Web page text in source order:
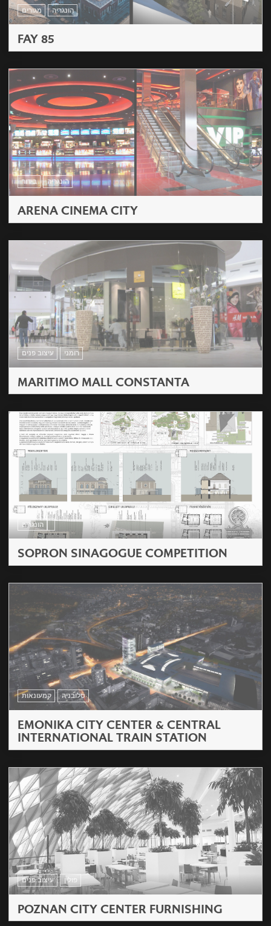
הונגריה מגורים
FAY 85
הונגריה בידור
ARENA CINEMA CITY
רומני עיצוב פנים
MARITIMO MALL CONSTANTA
הונגריה
SOPRON SINAGOGUE COMPETITION
סלובניה קמעונאות
EMONIKA CITY CENTER & CENTRAL
INTERNATIONAL TRAIN STATION
פולין עיצוב פנים
POZNAN CITY CENTER FURNISHING